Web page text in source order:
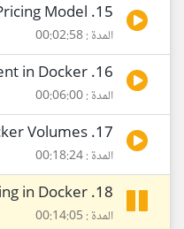
15. Docker New Pricing Model
المدة : 00:02:58
16. Data Management in Docker
المدة : 00:06:00
17. Using Docker Volumes
المدة : 00:18:24
18. Using Bind Mounting in Docker
المدة : 00:14:05